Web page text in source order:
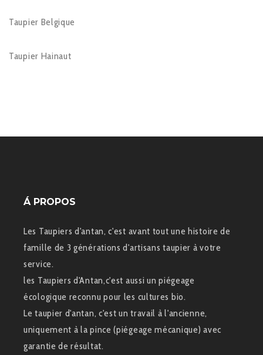
Taupier Belgique
Taupier Hainaut
Á PROPOS
Les Taupiers d'antan, c'est avant tout une histoire de
famille de 3 générations d'artisans taupier à votre
service.
les Taupiers d'Antan,c'est aussi un piégeage
écologique reconnu pour les cultures bio.
Le taupier d'antan, c'est un travail à l'ancienne,
uniquement à la pince (piégeage mécanique) avec
garantie de résultat.